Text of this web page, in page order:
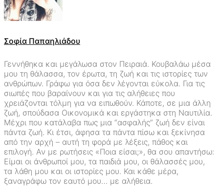
Σοφία Παπαηλιάδου
Γεννήθηκα και μεγάλωσα στον Πειραιά. Κουβαλάω μέσα
μου τη θάλασσα, τον έρωτα, τη ζωή και τις ιστορίες των
ανθρώπων. Γράφω για όσα δεν λέγονται εύκολα. Για τις
σιωπές που βαραίνουν και για τις αλήθειες που
χρειάζονται τόλμη για να ειπωθούν. Κάποτε, σε μια άλλη
ζωή, σπούδασα Οικονομικά και εργάστηκα στη Ναυτιλία.
Μέχρι που κατάλαβα πως μια “ασφαλής” ζωή δεν είναι
πάντα ζωή. Κι έτσι, άφησα τα πάντα πίσω και ξεκίνησα
από την αρχή – αυτή τη φορά με λέξεις, πάθος και
επιλογή. Αν με ρωτήσεις «Ποια είσαι;», θα σου απαντήσω:
Είμαι οι άνθρωποί μου, τα παιδιά μου, οι θάλασσές μου,
τα λάθη μου και οι ιστορίες μου. Και κάθε μέρα,
ξαναγράφω τον εαυτό μου… με αλήθεια.